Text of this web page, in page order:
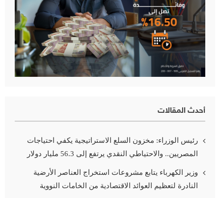
أحدث المقالات
رئيس الوزراء: مخزون السلع الاستراتيجية يكفي احتياجات
المصريين.. والاحتياطي النقدي يرتفع إلى 56.3 مليار دولار
وزير الكهرباء يتابع مشروعات استخراج العناصر الأرضية
النادرة لتعظيم العوائد الاقتصادية من الخامات النووية